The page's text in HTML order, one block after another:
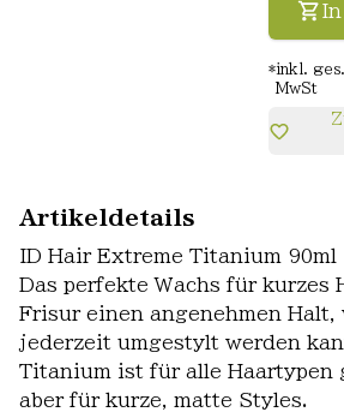
*inkl. ges.
MwSt
Artikeldetails
ID Hair Extreme Titanium 90ml
Das perfekte Wachs für kurzes
Frisur einen angenehmen Halt,
jederzeit umgestylt werden
Titanium ist für alle Haartypen
aber für kurze, matte Styles.